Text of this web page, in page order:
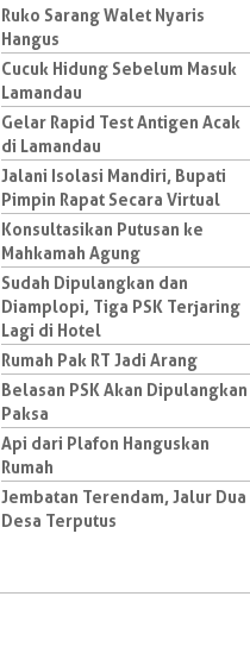
Ruko Sarang Walet Nyaris
Hangus
Cucuk Hidung Sebelum Masuk
Lamandau
Gelar Rapid Test Antigen Acak
di Lamandau
Jalani Isolasi Mandiri, Bupati
Pimpin Rapat Secara Virtual
Konsultasikan Putusan ke
Mahkamah Agung
Sudah Dipulangkan dan
Diamplopi, Tiga PSK Terjaring
Lagi di Hotel
Rumah Pak RT Jadi Arang
Belasan PSK Akan Dipulangkan
Paksa
Api dari Plafon Hanguskan
Rumah
Jembatan Terendam, Jalur Dua
Desa Terputus